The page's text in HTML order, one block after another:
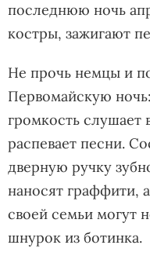
последнюю ночь
костры, зажигают
Не прочь немцы и
Первомайскую
громкость слушает
распевает песни.
дверную ручку
наносят граффити,
своей семьи могут
шнурок из ботинка.